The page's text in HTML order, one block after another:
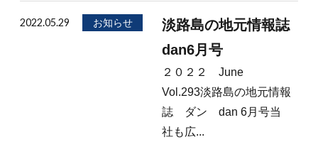
2022.05.29 お知らせ
淡路島の地元情報誌
dan6月号
２０２２ June
Vol.293淡路島の地元情報
誌 ダン dan 6月号当
社も広...